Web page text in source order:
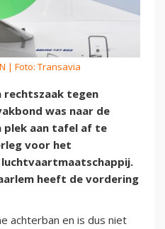
| Foto: Transavia
rechtszaak tegen
was naar de
plek aan tafel af te
voor het
luchtvaartmaatschappij.
heeft de vordering
achterban en is dus niet